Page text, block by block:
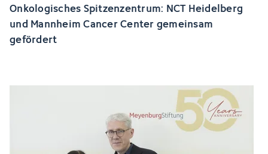
Onkologisches Spitzenzentrum: NCT Heidelberg
und Mannheim Cancer Center gemeinsam
gefördert